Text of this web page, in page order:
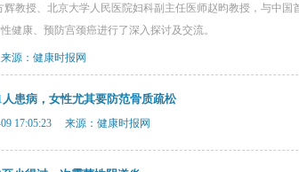
辉教授、北京大学人民医院妇科副主任医师赵昀教授，与中
健康、预防宫颈癌进行了深入探讨及交流。
源：健康时报网
患病，女性尤其要防范骨质疏松
09 17:05:23 来源：健康时报网